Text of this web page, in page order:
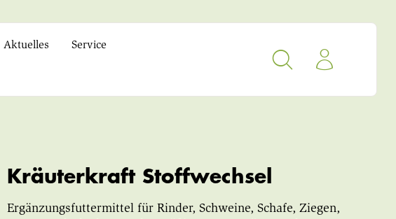
Aktuelles Service
Kräuterkraft Stoffwechsel
Ergänzungsfuttermittel für Rinder, Schweine, Schafe, Ziegen,